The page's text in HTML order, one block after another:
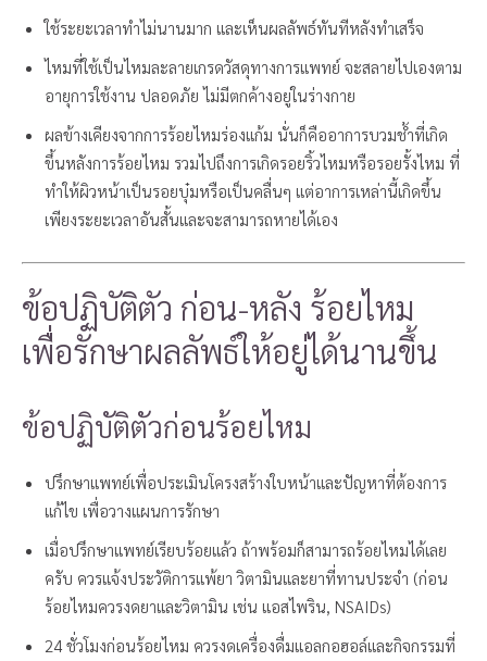
ใช้ระยะเวลาทำไม่นานมาก และเห็นผลลัพธ์ทันทีหลังทำเสร็จ
ไหมที่ใช้เป็นไหมละลายเกรดวัสดุทางการแพทย์ จะสลายไปเองตาม
อายุการใช้งาน ปลอดภัย ไม่มีตกค้างอยู่ในร่างกาย
ผลข้างเคียงจากการร้อยไหมร่องแก้ม นั่นก็คืออาการบวมช้ำที่เกิด
ขึ้นหลังการร้อยไหม รวมไปถึงการเกิดรอยริ้วไหมหรือรอยรั้งไหม ที่
ทำให้ผิวหน้าเป็นรอยบุ๋มหรือเป็นคลื่นๆ แต่อาการเหล่านี้เกิดขึ้น
เพียงระยะเวลาอันสั้นและจะสามารถหายได้เอง
ข้อปฏิบัติตัว ก่อน-หลัง ร้อยไหม
เพื่อรักษาผลลัพธ์ให้อยู่ได้นานขึ้น
ข้อปฏิบัติตัวก่อนร้อยไหม
ปรึกษาแพทย์เพื่อประเมินโครงสร้างใบหน้าและปัญหาที่ต้องการ
แก้ไข เพื่อวางแผนการรักษา
เมื่อปรึกษาแพทย์เรียบร้อยแล้ว ถ้าพร้อมก็สามารถร้อยไหมได้เลย
ครับ ควรแจ้งประวัติการแพ้ยา วิตามินและยาที่ทานประจำ (ก่อน
ร้อยไหมควรงดยาและวิตามิน เช่น แอสไพริน, NSAIDs)
24 ชั่วโมงก่อนร้อยไหม ควรงดเครื่องดื่มแอลกอฮอล์และกิจกรรมที่